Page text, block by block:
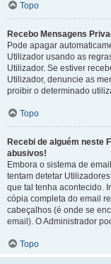
Topo
Recebo Mensagens
Pode apagar
Utilizador usando as
Utilizador. Se estiver
Utilizador, denuncie as
proibir o determinado
Topo
Recebi de alguém neste
abusivos!
Embora o sistema de
tentam detetar
que tal tenha acontecido.
cópia completa do email
cabeçalhos (é onde se
email). O Administrador
Topo